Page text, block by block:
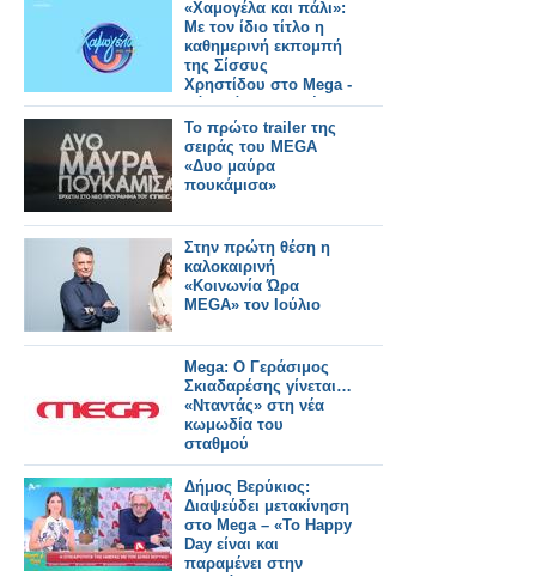
«Χαμογέλα και πάλι»:
Με τον ίδιο τίτλο η
καθημερινή εκπομπή
της Σίσσυς
Χρηστίδου στο Mega -
Πότε κάνει πρεμιέρα;
Το πρώτο trailer της
σειράς του MEGA
«Δυο μαύρα
πουκάμισα»
Στην πρώτη θέση η
καλοκαιρινή
«Κοινωνία Ώρα
MEGA» τον Ιούλιο
Mega: Ο Γεράσιμος
Σκιαδαρέσης γίνεται…
«Νταντάς» στη νέα
κωμωδία του
σταθμού
Δήμος Βερύκιος:
Διαψεύδει μετακίνηση
στο Mega – «Το Happy
Day είναι και
παραμένει στην